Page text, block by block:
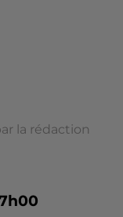
la rédaction